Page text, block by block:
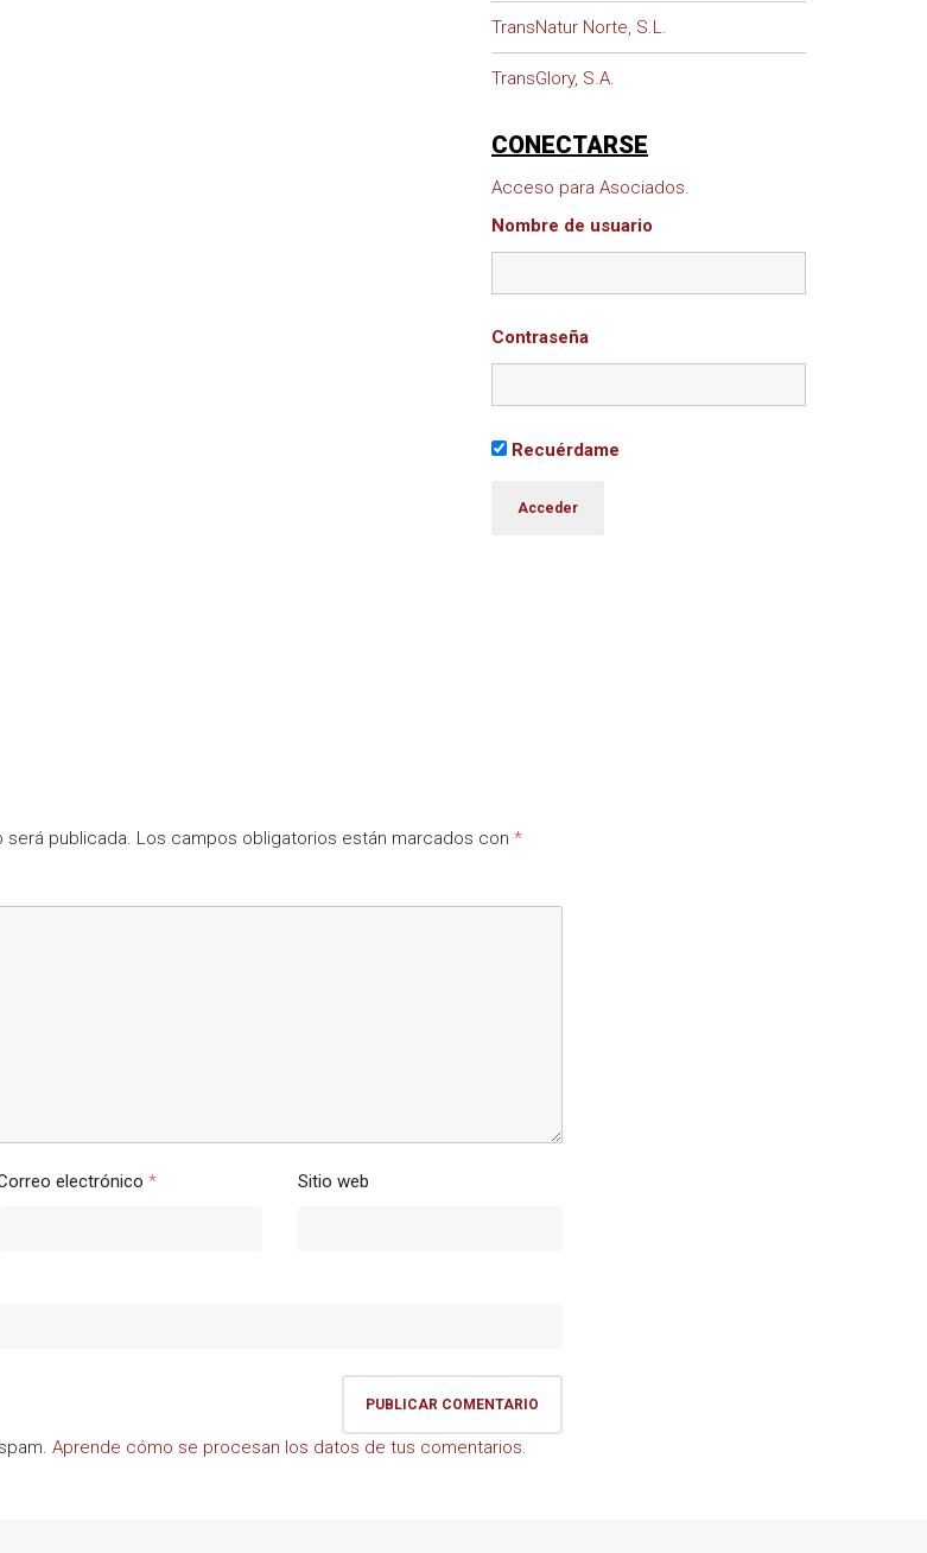
TransNatur Norte, S.L.
TransGlory, S.A.
CONECTARSE
Acceso para Asociados.
Nombre de usuario
Contraseña
Recuérdame
publicada. Los campos obligatorios están marcados con *
electrónico * Sitio web
Aprende cómo se procesan los datos de tus comentarios.